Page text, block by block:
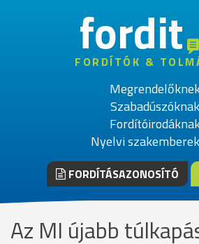
fordit
FORDÍTÓK &
Szabadúszóknak
Nyelvi
FORDÍTÁSAZONOSÍTÓ
Az MI újabb